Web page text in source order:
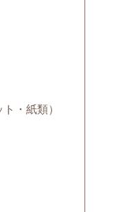
・紙類）